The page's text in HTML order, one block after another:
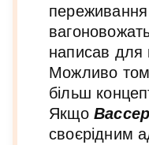
переживання
написав для
Можливо
більш
Якщо
своєрідним